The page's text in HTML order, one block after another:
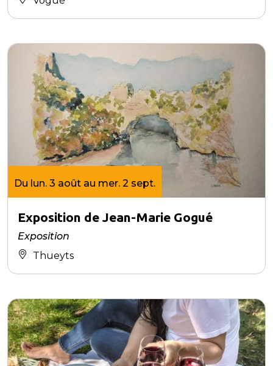
Du lun. 3 août au mer. 2 sept.
Exposition de Jean-Marie Gogué
Exposition
Thueyts